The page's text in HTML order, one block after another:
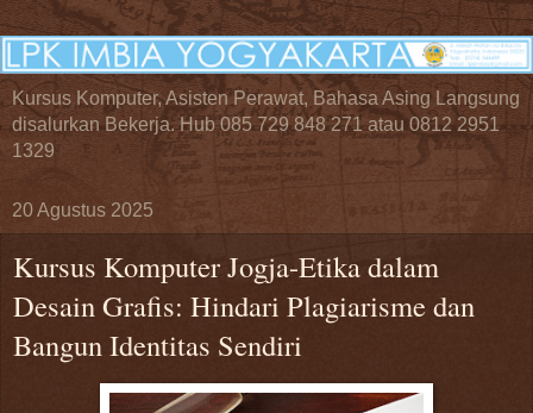
Kursus Komputer, Asisten Perawat, Bahasa Asing Langsung
disalurkan Bekerja. Hub 085 729 848 271 atau 0812 2951
1329
20 Agustus 2025
Kursus Komputer Jogja-Etika dalam
Desain Grafis: Hindari Plagiarisme dan
Bangun Identitas Sendiri